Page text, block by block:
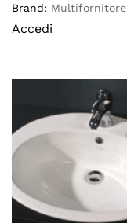
Brand: Multifornitore
Accedi